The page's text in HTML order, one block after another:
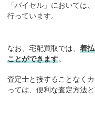
「バイセル」においては
行っています。
なお、宅配買取では、 着
ことができます。
査定士と接することなく
っては、便利な査定方法と